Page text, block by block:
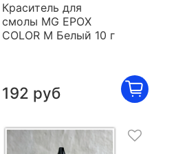
Краситель для
смолы MG EPOX
COLOR M Белый 10 г
192 руб